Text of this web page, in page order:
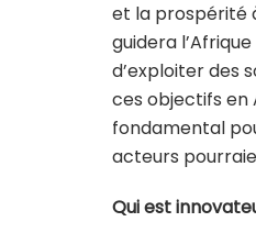
et la prospérité
guidera
d’exploiter des
ces objectifs en
fondamental
acteurs
Qui est